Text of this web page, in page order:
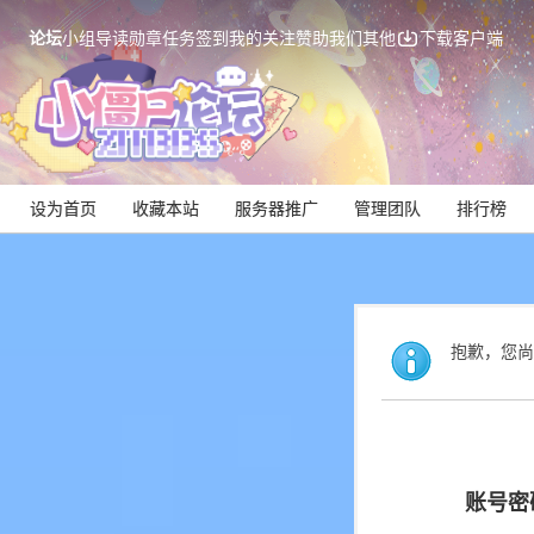
论坛小组导读勋章任务签到我的关注赞助我们其他 下载客户端
设为首页 收藏本站 服务器推广 管理团队 排行榜
抱歉，您
账号